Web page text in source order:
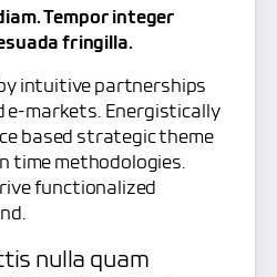
Tempor integer
fringilla.
intuitive partnerships
e-markets. Energistically
based strategic theme
time methodologies.
functionalized
nulla quam